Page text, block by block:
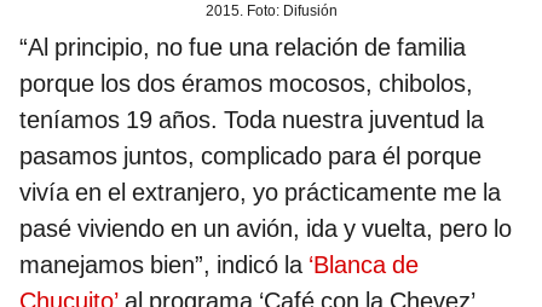
2015. Foto: Difusión
“Al principio, no fue una relación de familia
porque los dos éramos mocosos, chibolos,
teníamos 19 años. Toda nuestra juventud la
pasamos juntos, complicado para él porque
vivía en el extranjero, yo prácticamente me la
pasé viviendo en un avión, ida y vuelta, pero lo
manejamos bien”, indicó la ‘Blanca de
Chucuito’ al programa ‘Café con la Chevez’.